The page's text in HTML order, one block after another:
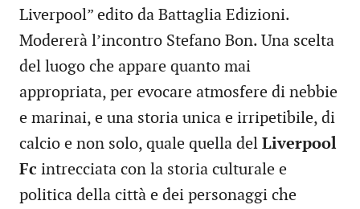
Liverpool” edito da Battaglia Edizioni.
Modererà l’incontro Stefano Bon. Una scelta
del luogo che appare quanto mai
appropriata, per evocare atmosfere di nebbie
e marinai, e una storia unica e irripetibile, di
calcio e non solo, quale quella del Liverpool
Fc intrecciata con la storia culturale e
politica della città e dei personaggi che